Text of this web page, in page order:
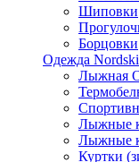
Шиповки
Борцовки
Одежда Nordski
Лыжная
Лыжные
Лыжные
Куртки